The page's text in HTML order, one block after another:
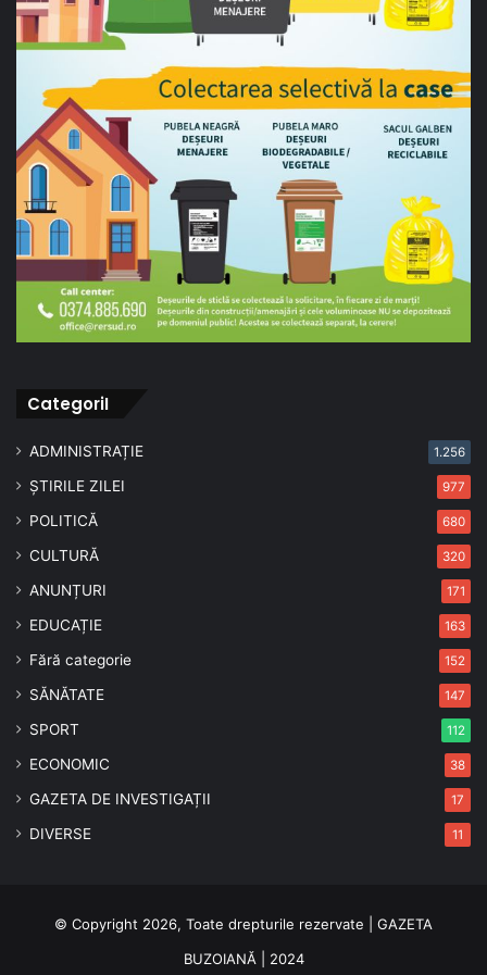
CategoriI
ADMINISTRAȚIE 1.256
ȘTIRILE ZILEI 977
POLITICĂ 680
CULTURĂ 320
ANUNȚURI 171
EDUCAȚIE 163
Fără categorie 152
SĂNĂTATE 147
SPORT 112
ECONOMIC 38
GAZETA DE INVESTIGAȚII 17
DIVERSE 11
© Copyright 2026, Toate drepturile rezervate | GAZETA
BUZOIANĂ | 2024